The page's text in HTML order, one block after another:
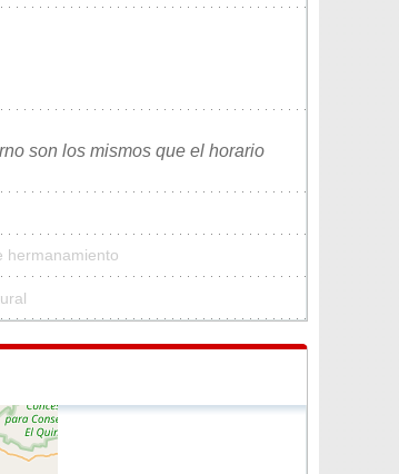
son los mismos que el horario
hermanamiento